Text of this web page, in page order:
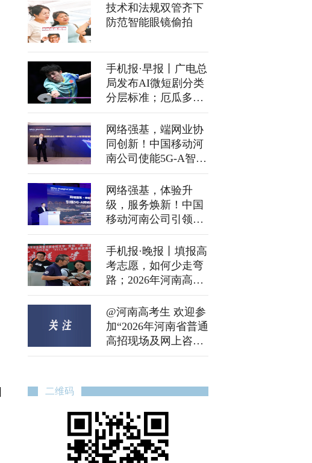
技术和法规双管齐下
防范智能眼镜偷拍
手机报·早报丨广电总
局发布AI微短剧分类
分层标准；厄瓜多尔
击败德国 科特迪瓦胜
库拉索
网络强基，端网业协
同创新！中国移动河
南公司使能5G-A智营
新篇章
网络强基，体验升
级，服务焕新！中国
移动河南公司引领
5G-A网络重构价值新
范式
手机报·晚报丨填报高
考志愿，如何少走弯
路；2026年河南高考
一分一段表公布：本
科上线452728人
@河南高考生 欢迎参
加“2026年河南省普通
高招现场及网上咨询
活动”
二维码